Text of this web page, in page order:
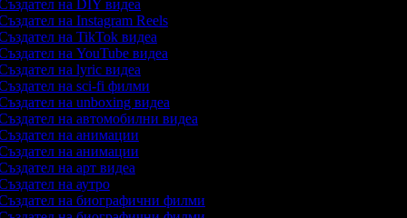
на DIY видеа
на Instagram Reels
на TikTok видеа
на YouTube видеа
на lyric видеа
на sci-fi филми
на unboxing видеа
на автомобилни видеа
на анимации
на анимации
на арт видеа
на аутро
на биографични филми